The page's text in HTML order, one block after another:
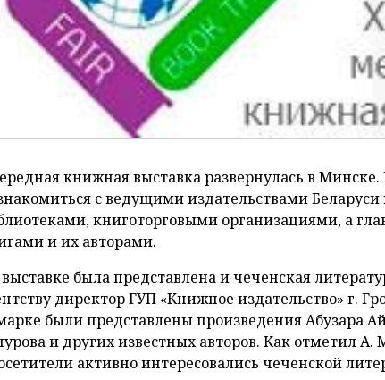
книжная выставка развернулась в
с ведущими издательствами
книготорговыми организациями, а
и их авторами.
была представлена и чеченская
директор ГУП «Книжное издательство» г.
были представлены произведения Абузара
и других известных авторов. Как отметил
активно интересовались чеченской